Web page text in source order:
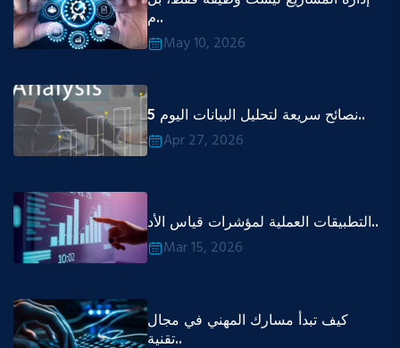
م..
May 10, 2026
5 نصائح سريعة لتحليل البيانات اليوم..
Apr 27, 2026
التطبيقات العملية لمؤشرات قياس الأد..
Mar 15, 2026
كيف تبدأ مسارك المهني في مجال
تقنية..